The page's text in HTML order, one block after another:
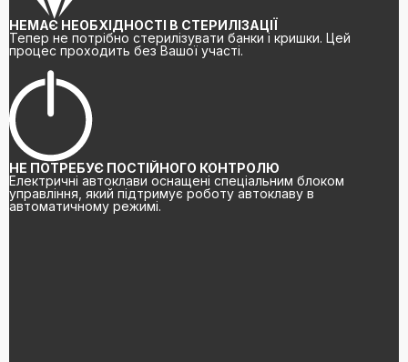
НЕМАЄ НЕОБХІДНОСТІ В СТЕРИЛІЗАЦІЇ
Тепер не потрібно стерилізувати банки і кришки. Цей
процес проходить без Вашої участі.
НЕ ПОТРЕБУЄ ПОСТІЙНОГО КОНТРОЛЮ
Електричні автоклави оснащені спеціальним блоком
управління, який підтримує роботу автоклаву в
автоматичному режимі.